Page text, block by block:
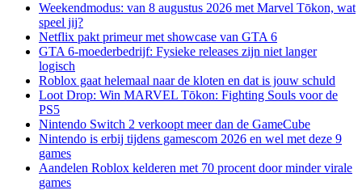
Weekendmodus: van 8 augustus 2026 met Marvel Tōkon, wat
speel jij?
Netflix pakt primeur met showcase van GTA 6
GTA 6-moederbedrijf: Fysieke releases zijn niet langer
logisch
Roblox gaat helemaal naar de kloten en dat is jouw schuld
Loot Drop: Win MARVEL Tōkon: Fighting Souls voor de
PS5
Nintendo Switch 2 verkoopt meer dan de GameCube
Nintendo is erbij tijdens gamescom 2026 en wel met deze 9
games
Aandelen Roblox kelderen met 70 procent door minder virale
games